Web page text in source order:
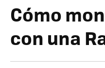
Cómo
con una